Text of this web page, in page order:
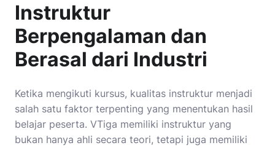
Instruktur
Berpengalaman dan
Berasal dari Industri
Ketika mengikuti kursus, kualitas instruktur menjadi
salah satu faktor terpenting yang menentukan hasil
belajar peserta. VTiga memiliki instruktur yang
bukan hanya ahli secara teori, tetapi juga memiliki